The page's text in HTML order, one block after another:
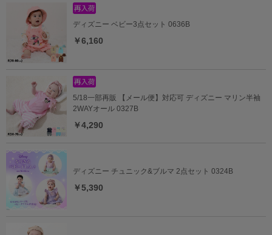
ディズニー ベビー3点セット 0636B
￥6,160
5/18一部再販 【メール便】対応可 ディズニー マリン半袖
2WAYオール 0327B
￥4,290
ディズニー チュニック&ブルマ 2点セット 0324B
￥5,390